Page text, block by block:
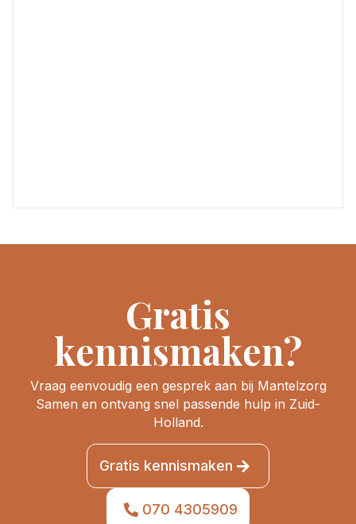
Gratis
kennismaken?
Vraag eenvoudig een gesprek aan bij Mantelzorg
Samen en ontvang snel passende hulp in Zuid-
Holland.
Gratis kennismaken
070 4305909